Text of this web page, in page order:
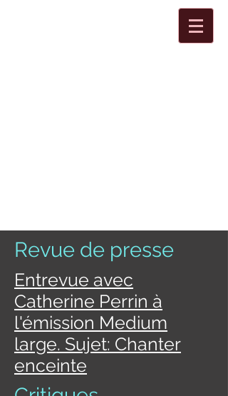
Revue de presse
Entrevue avec
Catherine Perrin à
l'émission Medium
large. Sujet: Chanter
enceinte